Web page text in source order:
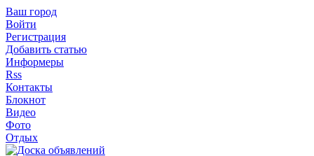
Ваш город
Войти
Регистрация
Добавить статью
Информеры
Rss
Контакты
Блокнот
Видео
Фото
Отдых